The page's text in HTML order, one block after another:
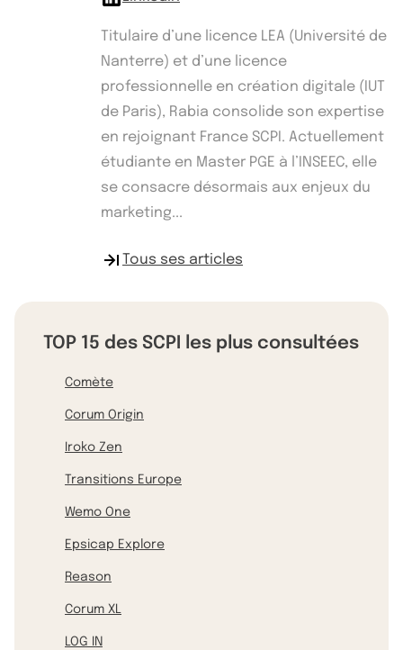
Titulaire d’une licence LEA (Université de
Nanterre) et d’une licence
professionnelle en création digitale (IUT
de Paris), Rabia consolide son expertise
en rejoignant France SCPI. Actuellement
étudiante en Master PGE à l’INSEEC, elle
se consacre désormais aux enjeux du
marketing...
Tous ses articles
TOP 15 des SCPI les plus consultées
Comète
Corum Origin
Iroko Zen
Transitions Europe
Wemo One
Epsicap Explore
Reason
Corum XL
LOG IN